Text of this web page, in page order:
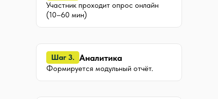
Шаг 3. Аналитика
Формируется модульный отчёт.
Участник проходит опрос онлайн
(10–60 мин)
ИП ЧЕРТАРИНСКАЯ Е.А.
ИНН: 771565122106
ОГРНИП: 320774600370717
© Все права защищены. 2015 - 2026 г.
Бот в Telegram
Правовые документы
Политика в отношении ПД